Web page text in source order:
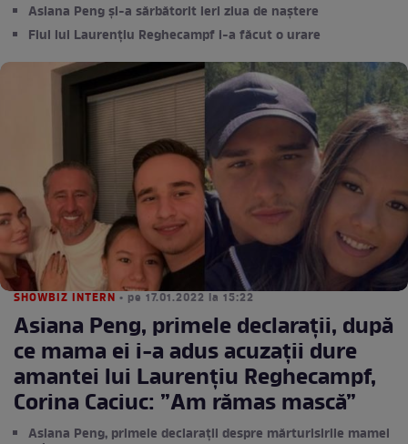
Asiana Peng și-a sărbătorit ieri ziua de naștere
Fiul lui Laurențiu Reghecampf i-a făcut o urare
SHOWBIZ INTERN • pe 17.01.2022 la 15:22
Asiana Peng, primele declarații, după
ce mama ei i-a adus acuzații dure
amantei lui Laurențiu Reghecampf,
Corina Caciuc: ”Am rămas mască”
Asiana Peng, primele declarații despre mărturisirile mamei